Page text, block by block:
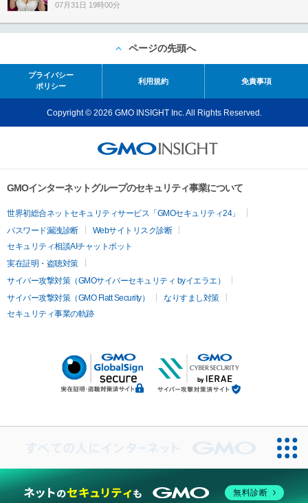
07月31日 19時00分
ページの先頭へ
プライバシー
ポリシー
利用規約 免責事項
Copyright © 2026 GMO INSIGHT Inc. All Rights Reserved.
GMOインターネットグループのセキュリティ事業について
世界初総合ネットセキュリティサービス「GMOセキュリティ24」
パスワード漏洩診断
Webサイトリスク診断
セキュリティ相談AIチャットボット
実在証明・盗聴対策
サイバー攻撃対策（GMOサイバーセキュリティ byイエラエ）
サイバー攻撃対策（GMO Flatt Security）
なりすまし対策
セキュリティ事業の軌跡
無料診断